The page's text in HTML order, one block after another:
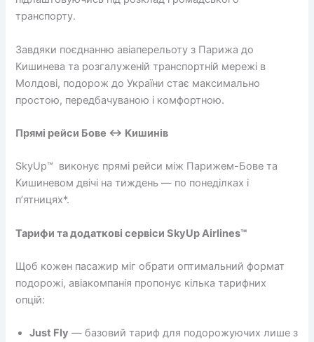
транспорту.
Завдяки поєднанню авіаперельоту з Парижа до
Кишинева та розгалуженій транспортній мережі в
Молдові, подорож до України стає максимально
простою, передбачуваною і комфортною.
Прямі рейси Бове ↔ Кишинів
SkyUp™ виконує прямі рейси між Парижем-Бове та
Кишиневом двічі на тиждень — по понеділках і
п’ятницях*.
Тарифи та додаткові сервіси SkyUp Airlines™
Щоб кожен пасажир міг обрати оптимальний формат
подорожі, авіакомпанія пропонує кілька тарифних
опцій:
Just Fly — базовий тариф для подорожуючих лише з